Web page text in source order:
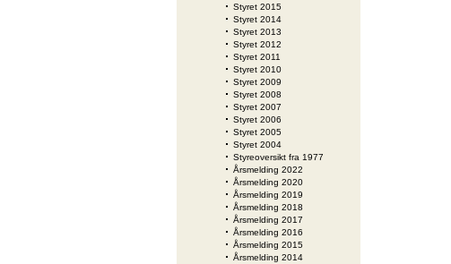
Styret 2015
Styret 2014
Styret 2013
Styret 2012
Styret 2011
Styret 2010
Styret 2009
Styret 2008
Styret 2007
Styret 2006
Styret 2005
Styret 2004
Styreoversikt fra 1977
Årsmelding 2022
Årsmelding 2020
Årsmelding 2019
Årsmelding 2018
Årsmelding 2017
Årsmelding 2016
Årsmelding 2015
Årsmelding 2014